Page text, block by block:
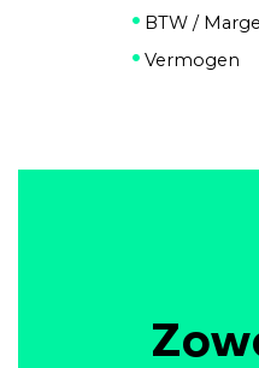
BTW / Marge
Vermogen